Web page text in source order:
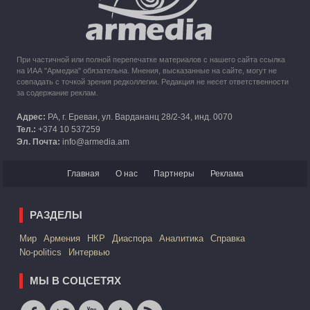
При частичной или полной перепечатке материалов с нашего сайта ссылка
на ИАА "Армедиа" обязательна. Мнения, высказанные на сайте, могут не
совпадать с точкой зрения редколлегии. Редакция не несет ответственности
за содержание реклам.
Адрес: РА, г. Ереван, ул. Вардананц 28/2-34, инд. 0070
Тел.: +374 10 537259
Эл. Почта: info@armedia.am
Главная О нас Партнеры Реклама
РАЗДЕЛЫ
Mир Армения НКР Диаспора Аналитика
Справка
No-politics
Интервью
МЫ В СОЦСЕТЯХ